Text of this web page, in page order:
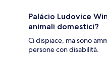
Palácio Ludovice
animali domestici?
Ci dispiace, ma sono
persone con disabilità.